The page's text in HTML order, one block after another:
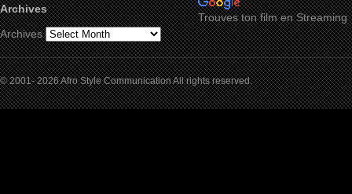
Archives
Archives
Trouves ton film en Streaming
© 2001- 2026 Afro Style Communication All rights reserved.